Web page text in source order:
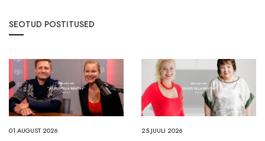
SEOTUD POSTITUSED
01.AUGUST 2026 25.JUULI 2026